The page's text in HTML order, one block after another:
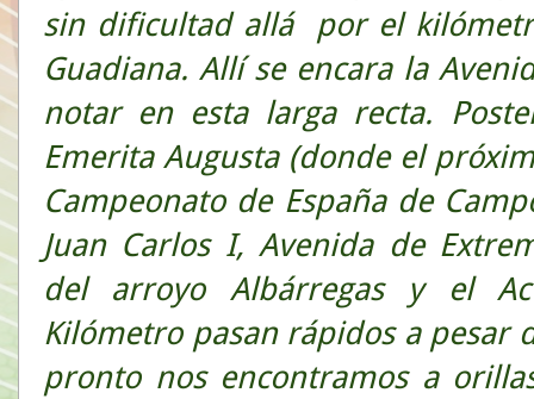
sin dificultad allá por el
Guadiana. Allí se encara la
notar en esta larga recta.
Emerita Augusta (donde el
Campeonato de España de
Juan Carlos I, Avenida de
del arroyo Albárregas y el
Kilómetro pasan rápidos a pesar
pronto nos encontramos a